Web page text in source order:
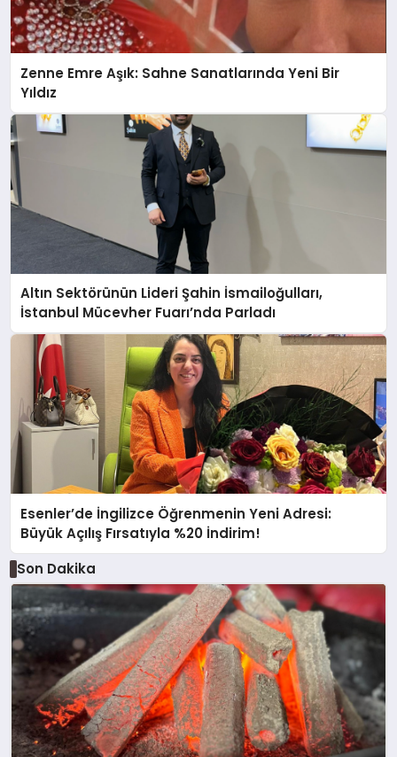
Zenne Emre Aşık: Sahne Sanatlarında Yeni Bir
Yıldız
Altın Sektörünün Lideri Şahin İsmailoğulları,
İstanbul Mücevher Fuarı’nda Parladı ￼
Esenler’de İngilizce Öğrenmenin Yeni Adresi:
Büyük Açılış Fırsatıyla %20 İndirim!
Son Dakika